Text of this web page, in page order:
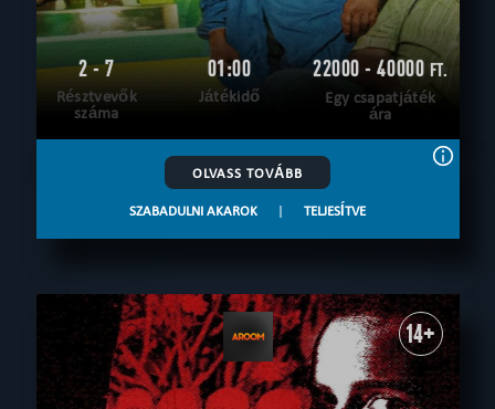
2 - 7
Résztvevők
száma
01:00
Játékidő
22000 - 40000 FT.
Egy csapatjáték
ára
OLVASS TOVÁBB
SZABADULNI AKAROK | TELJESÍTVE
14+